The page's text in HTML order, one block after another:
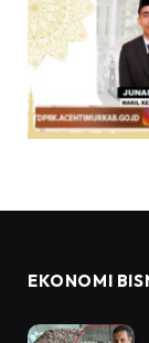
EKONOMI